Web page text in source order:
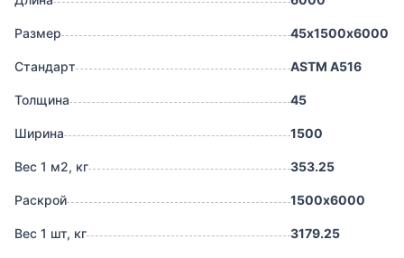
Размер 45х1500х6000
Стандарт ASTM A516
Толщина 45
Ширина 1500
Вес 1 м2, кг 353.25
Раскрой 1500х6000
Вес 1 шт, кг 3179.25